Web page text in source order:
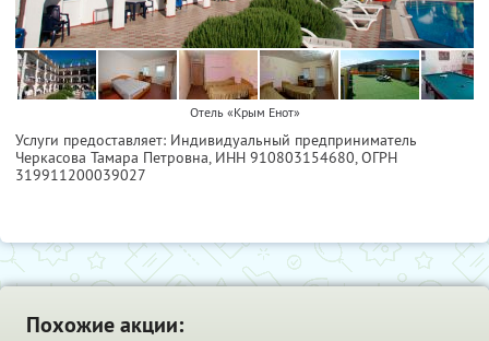
Отель «Крым Енот»
Услуги предоставляет: Индивидуальный предприниматель
Черкасова Тамара Петровна, ИНН 910803154680, ОГРН
319911200039027
Похожие акции: